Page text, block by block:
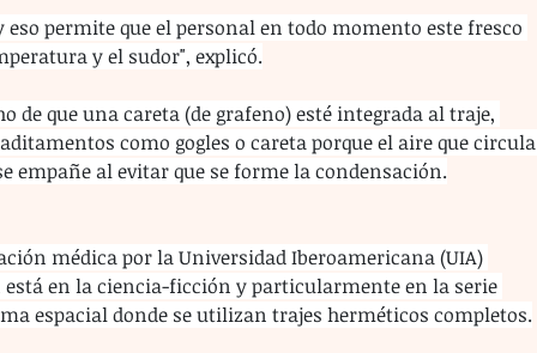
permite que el personal en todo momento este fresco
y el sudor", explicó.
de que una careta (de grafeno) esté integrada al traje,
como gogles o careta porque el aire que circula
empañe al evitar que se forme la condensación.
médica por la Universidad Iberoamericana (UIA)
en la ciencia-ficción y particularmente en la serie
espacial donde se utilizan trajes herméticos completos.